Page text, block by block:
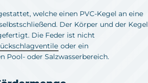
welche einen PVC-Kegel an eine
Der Körper und der Kegel
Die Feder ist nicht
oder ein
Pool- oder Salzwasserbereich.